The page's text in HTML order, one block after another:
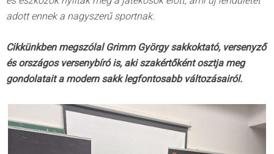
adott ennek a nagyszerű sportnak.
Cikkünkben megszólal Grimm György sakkoktató, versenyző
és országos versenybíró is, aki szakértőként osztja meg
gondolatait a modern sakk legfontosabb változásairól.